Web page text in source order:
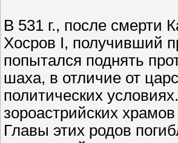
В 531 г., после смерти
Хосров I, получивший
попытался поднять
шаха, в отличие от
политических
зороастрийских
Главы этих родов